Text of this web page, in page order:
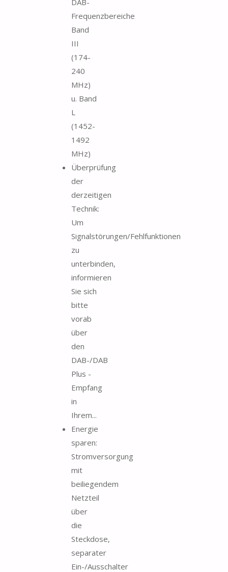
Frequenzbereiche
Band
III
(174-
240
MHz)
u. Band
L
(1452-
1492
MHz)
Überprüfung
der
derzeitigen
Technik:
Um
Signalstörungen/Fehlfunktionen
zu
unterbinden,
informieren
Sie sich
bitte
vorab
über
den
DAB-/DAB
Plus -
Empfang
in
Ihrem...
Energie
sparen:
Stromversorgung
mit
beiliegendem
Netzteil
über
die
Steckdose,
separater
Ein-/Ausschalter